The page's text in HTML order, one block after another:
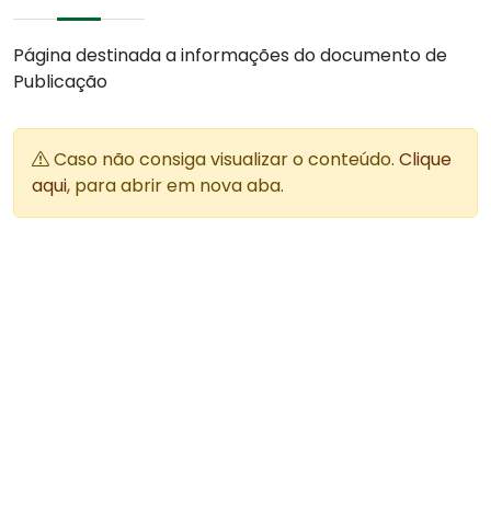
Página destinada a informações do documento de
Publicação
Caso não consiga visualizar o conteúdo. Clique
aqui, para abrir em nova aba.